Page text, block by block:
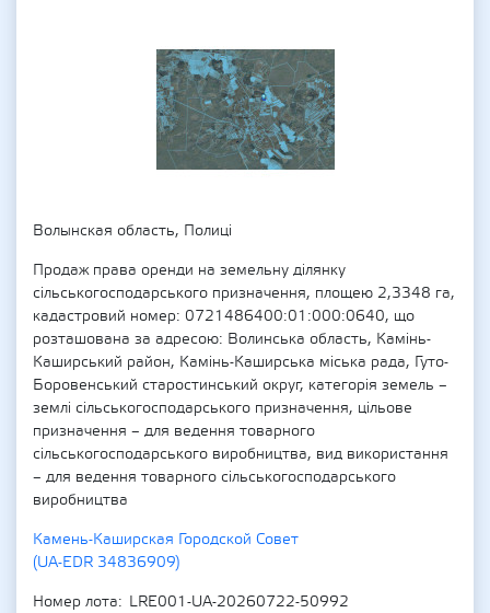
Волынская область, Полиці
Продаж права оренди на земельну ділянку
сільськогосподарського призначення, площею 2,3348 га,
кадастровий номер: 0721486400:01:000:0640, що
розташована за адресою: Волинська область, Камінь-
Каширський район, Камінь-Каширська міська рада, Гуто-
Боровенський старостинський округ, категорія земель –
землі сільськогосподарського призначення, цільове
призначення – для ведення товарного
сільськогосподарського виробництва, вид використання
– для ведення товарного сільськогосподарського
виробництва
Камень-Каширская Городской Совет
(UA-EDR 34836909)
Номер лота
LRE001-UA-20260722-50992